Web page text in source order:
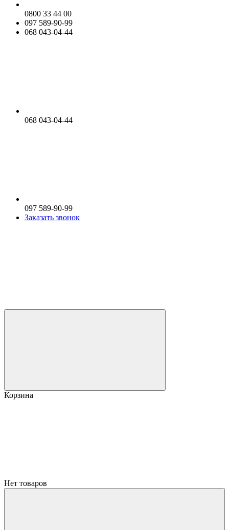
0800 33 44 00
097 589-90-99
068 043-04-44
068 043-04-44
097 589-90-99
Заказать звонок
Корзина
Нет товаров